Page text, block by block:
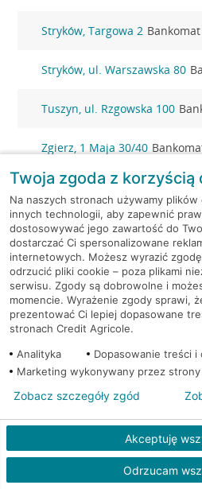
Stryków, Targowa 2
Stryków, ul. Warszawska 80
Tuszyn, ul. Rzgowska 100
Zgierz, 1 Maja 30/40
Zgierz, 3-go maja 5a
Zgierz, 3 Maja 4 Bankomat
Zgierz, 3 Maja 4 Bankomat
Zgierz, Armii Krajowej 2
Zgierz, ul. 3 Maja 4 Bankomat
Zgierz, ul. 3 Maja 4
Zgierz, ul. Armii Krajowej 10
Twoja zgoda z korzyścią
Na naszych stronach używamy
innych technologii, aby zapewnić
dostosowywać jego zawartość do
dostarczać Ci spersonalizowane
internetowych. Możesz wyrazić
odrzucić pliki cookie – poza plikami
serwisu. Zgody są dobrowolne i
momencie. Wyrażenie zgody sprawi,
prezentować Ci lepiej dopasowane
stronach Credit Agricole.
Analityka
Dopasowanie treści
Marketing wykonywany przez
Akceptuję
Odrzucam
Zobacz szczegóły zgód